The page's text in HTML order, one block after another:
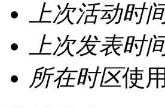
上次活动时
上次发表时
所在时区使